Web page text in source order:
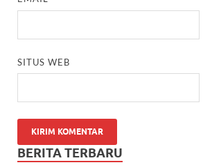
SITUS WEB
BERITA TERBARU